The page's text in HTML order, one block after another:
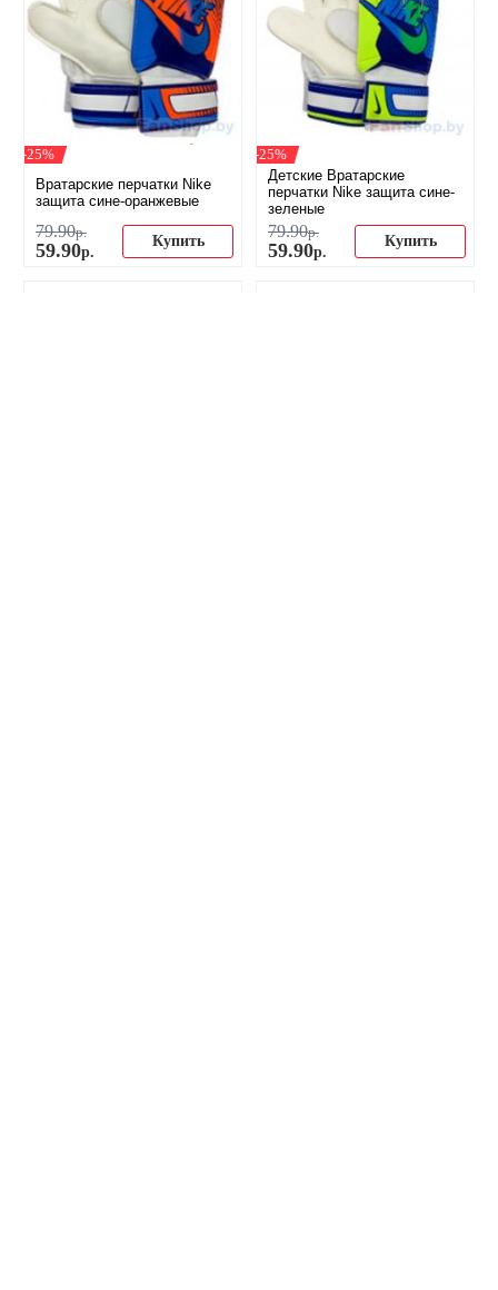
-25%
Вратарские перчатки Nike
защита сине-оранжевые
79.90р.
59.90р.
Купить
-25%
Детские Вратарские
перчатки Nike защита сине-
зеленые
79.90р.
59.90р.
Купить